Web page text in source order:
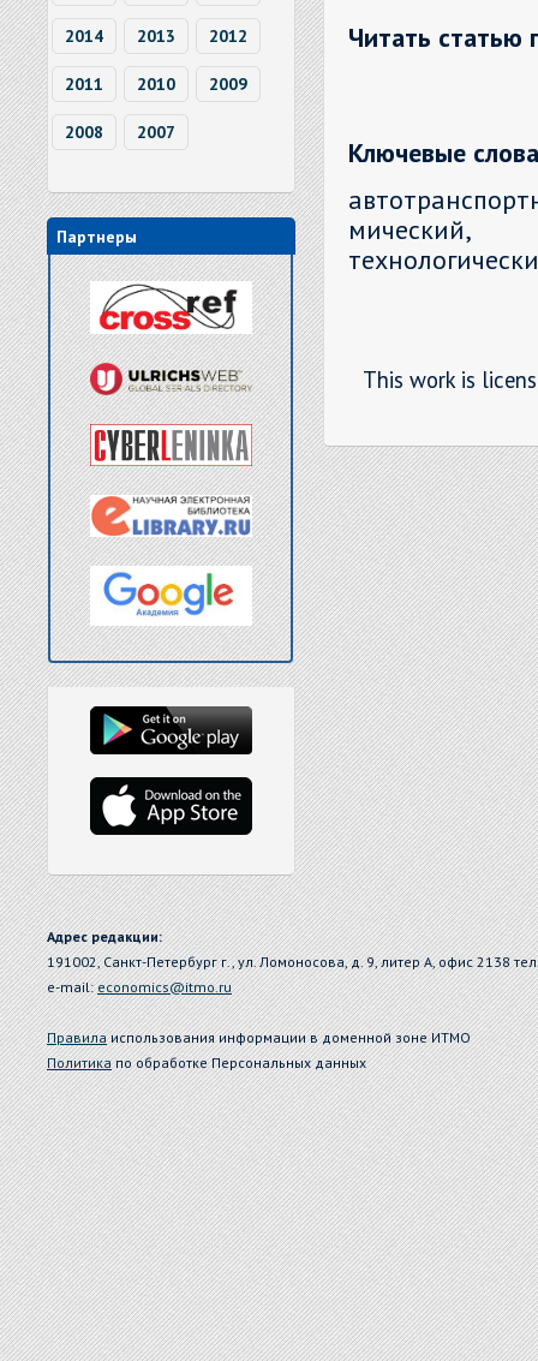
2014 2013 2012
2011 2010 2009
2008 2007
Партнеры
Читать статью
Ключевые
мический,
This work is
Адрес редакции:
191002, Санкт-Петербург г., ул. Ломоносова, д. 9, литер А, офис 2138
e-mail:economics@itmo.ru
Правилаиспользования информации в доменной зоне ИТМО
Политикапо обработке Персональных данных